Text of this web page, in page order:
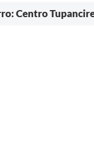
Centro